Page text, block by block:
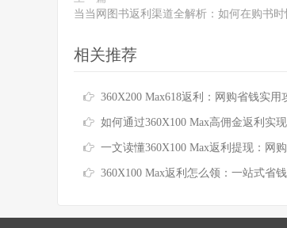
当当网图书返利渠道全解析：如何在购书
相关推荐
360X200 Max618返利：网购省钱实用
如何通过360X100 Max高佣金返利实
一文读懂360X100 Max返利提现：网
360X100 Max返利怎么领：一站式省